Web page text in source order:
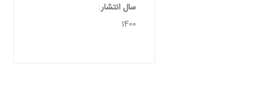
سال انتشار:
1400